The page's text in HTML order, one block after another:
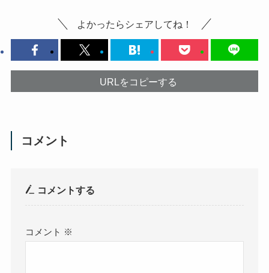
よかったらシェアしてね！
URLをコピーする
コメント
コメントする
コメント ※